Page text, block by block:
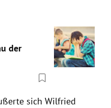
der
sich Wilfried